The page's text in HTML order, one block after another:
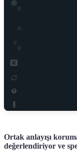
Ortak anlayışı
değerlendiriyor ve